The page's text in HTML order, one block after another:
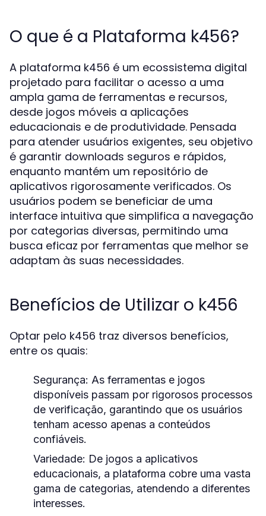
O que é a Plataforma k456?
A plataforma k456 é um ecossistema digital
projetado para facilitar o acesso a uma
ampla gama de ferramentas e recursos,
desde jogos móveis a aplicações
educacionais e de produtividade. Pensada
para atender usuários exigentes, seu objetivo
é garantir downloads seguros e rápidos,
enquanto mantém um repositório de
aplicativos rigorosamente verificados. Os
usuários podem se beneficiar de uma
interface intuitiva que simplifica a navegação
por categorias diversas, permitindo uma
busca eficaz por ferramentas que melhor se
adaptam às suas necessidades.
Benefícios de Utilizar o k456
Optar pelo k456 traz diversos benefícios,
entre os quais:
Segurança: As ferramentas e jogos
disponíveis passam por rigorosos processos
de verificação, garantindo que os usuários
tenham acesso apenas a conteúdos
confiáveis.
Variedade: De jogos a aplicativos
educacionais, a plataforma cobre uma vasta
gama de categorias, atendendo a diferentes
interesses.